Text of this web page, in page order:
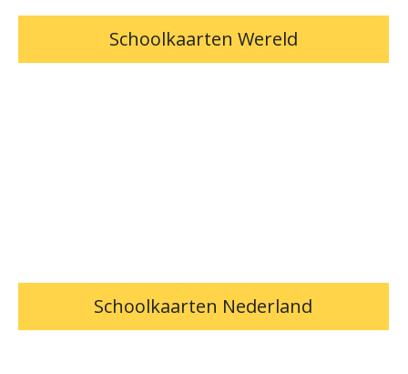
Schoolkaarten Wereld
Schoolkaarten Nederland